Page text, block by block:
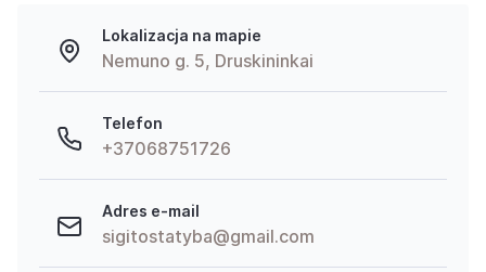
Lokalizacja na mapie
Nemuno g. 5, Druskininkai
Telefon
+37068751726
Adres e-mail
sigitostatyba@gmail.com